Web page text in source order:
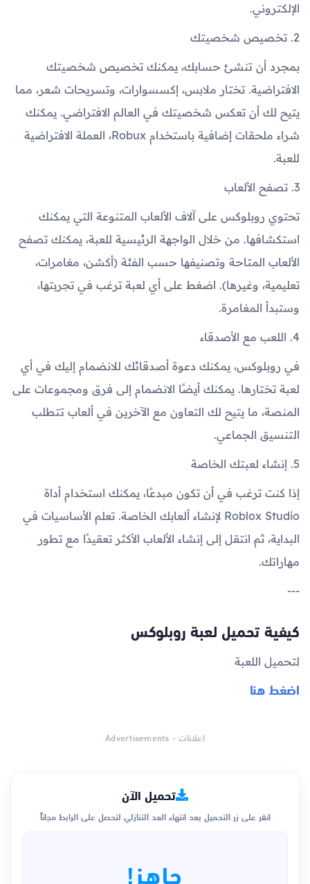
الإلكتروني.
2. تخصيص شخصيتك
بمجرد أن تنشئ حسابك، يمكنك تخصيص شخصيتك
الافتراضية. تختار ملابس، إكسسوارات، وتسريحات شعر، مما
يتيح لك أن تعكس شخصيتك في العالم الافتراضي. يمكنك
شراء ملحقات إضافية باستخدام Robux، العملة الافتراضية
للعبة.
3. تصفح الألعاب
تحتوي روبلوكس على آلاف الألعاب المتنوعة التي يمكنك
استكشافها. من خلال الواجهة الرئيسية للعبة، يمكنك تصفح
الألعاب المتاحة وتصنيفها حسب الفئة (أكشن، مغامرات،
تعليمية، وغيرها). اضغط على أي لعبة ترغب في تجربتها،
وستبدأ المغامرة.
4. اللعب مع الأصدقاء
في روبلوكس، يمكنك دعوة أصدقائك للانضمام إليك في أي
لعبة تختارها. يمكنك أيضًا الانضمام إلى فرق ومجموعات على
المنصة، ما يتيح لك التعاون مع الآخرين في ألعاب تتطلب
التنسيق الجماعي.
5. إنشاء لعبتك الخاصة
إذا كنت ترغب في أن تكون مبدعًا، يمكنك استخدام أداة
Roblox Studio لإنشاء ألعابك الخاصة. تعلم الأساسيات في
البداية، ثم انتقل إلى إنشاء الألعاب الأكثر تعقيدًا مع تطور
مهاراتك.
---
كيفية تحميل لعبة روبلوكس
لتحميل اللعبة
اضغط هنا
اعلانات - Advertisements
تحميل الآن
انقر على زر التحميل بعد انتهاء العد التنازلي لتحصل على الرابط مجاناً
جاهز!